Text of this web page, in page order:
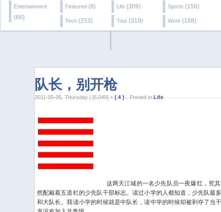
Entertainment
(66)
Featured (8) Life (369) Sports (156)
Tech (253) Tour (319) Work (168)
队长，别开枪
2011-05-05, Thursday | [6,049] ×{ 4 }，Posted inLife
这两天江城的一名少先队员一夜爆红，究其
然配戴着五道杠的少先队干部标志。读过小学的人都知道，少先队最
和大队长。我读小学的时候就是中队长，读中学的时候却被剥夺了当